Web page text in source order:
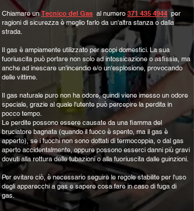
Chiamare unTecnico del Gas al numero 371 435 4944per
ragioni di sicurezza è meglio farlo da un'altra stanza o dalla
strada.
Il gas è ampiamente utilizzato per scopi domestici. La sua
fuoriuscita può portare non solo ad intossicazione o asfissia, ma
anche ad inescare un'incendio e/o un'esplosione, provocando
delle vittime.
Il gas naturale puro non ha odore, quindi viene imesso un odore
speciale, grazie al quale l'utente può percepire la perdita in
pocco tempo.
Le perdite possono essere causate da una fiamma del
bruciatore bagnata (quando il fuoco è spento, ma il gas è
apperto), se i fuochi non sono dottati di termocoppia, o dal gas
aperto accidentalmente, oppure possono esserci danni più gravi
dovuti alla rottura delle tubazioni o alla fuoriuscita dalle guinzioni.
Per evitare ciò, è necessario seguire le regole stabilite per l'uso
degli apparecchi a gas e sapere cosa fare in caso di fuga di
gas.